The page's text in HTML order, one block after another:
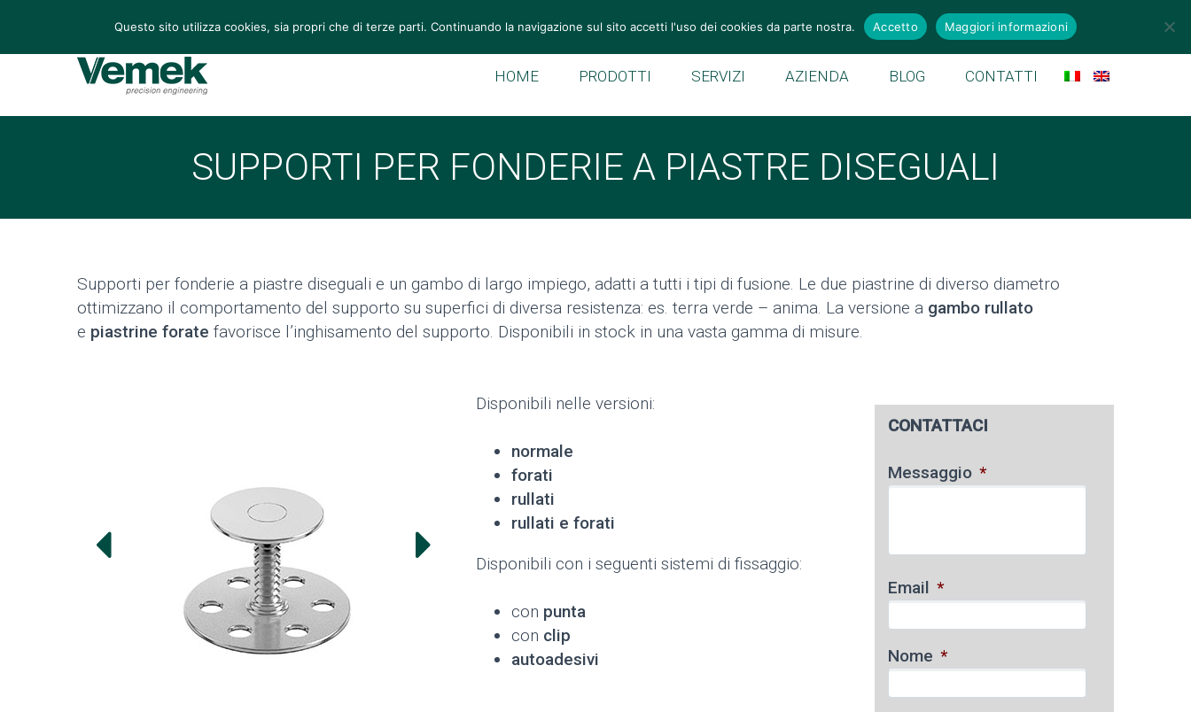
HOME PRODOTTI SERVIZI AZIENDA BLOG CONTATTI
SUPPORTI PER FONDERIE A PIASTRE DISEGUALI
Supporti per fonderie a piastre diseguali e un gambo di largo impiego, adatti a tutti i tipi di fusione. Le due piastrine di diverso diametro
ottimizzano il comportamento del supporto su superfici di diversa resistenza: es. terra verde – anima. La versione a gambo rullato
e piastrine forate favorisce l’inghisamento del supporto. Disponibili in stock in una vasta gamma di misure.
Disponibili nelle versioni:
normale
forati
rullati
rullati e forati
Disponibili con i seguenti sistemi di fissaggio:
con punta
con clip
autoadesivi
CONTATTACI
Messaggio *
Email *
Nome *
Questo sito utilizza cookies, sia propri che di terze parti. Continuando la navigazione sul sito accetti l'uso dei cookies da parte nostra. Accetto Maggiori informazioni